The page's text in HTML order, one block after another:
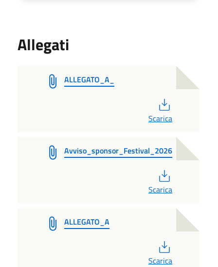
Allegati
ALLEGATO_A_
Scarica
Avviso_sponsor_Festival_2026
Scarica
ALLEGATO_A
Scarica